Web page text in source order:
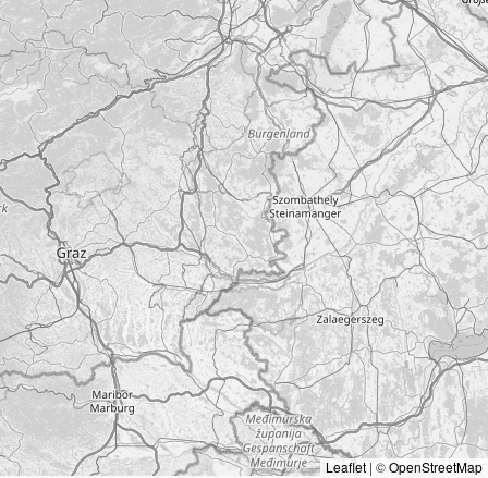
Leaflet | ©OpenStreetMap